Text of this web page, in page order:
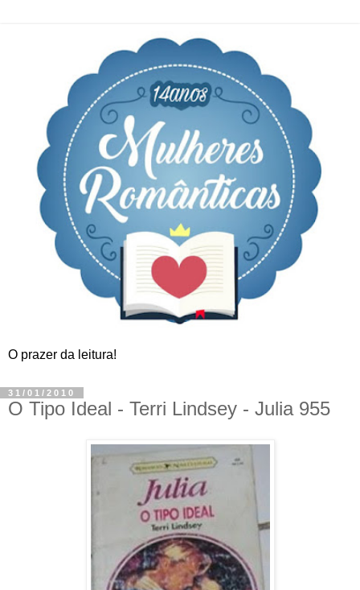
O prazer da leitura!
31/01/2010
O Tipo Ideal - Terri Lindsey - Julia 955